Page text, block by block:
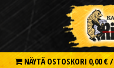
NÄYTÄ OSTOSKORI 0,00 € /